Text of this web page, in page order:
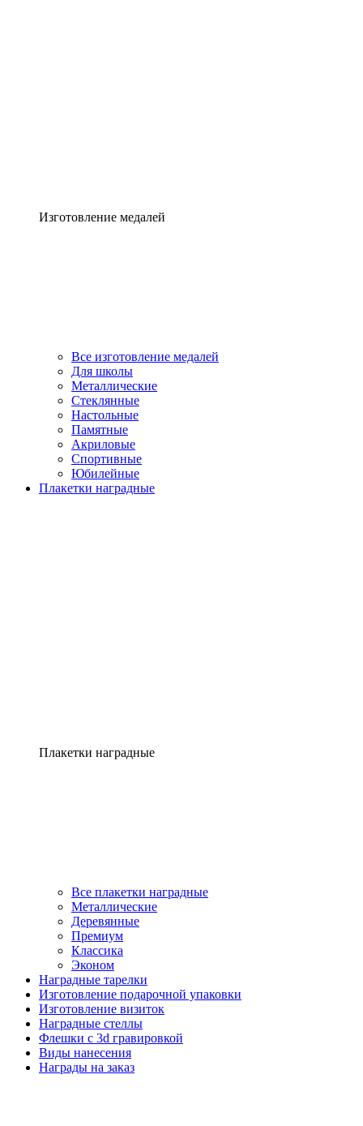
Изготовление медалей
Все изготовление медалей
Для школы
Металлические
Стеклянные
Настольные
Памятные
Акриловые
Спортивные
Юбилейные
Плакетки наградные
Плакетки наградные
Все плакетки наградные
Металлические
Деревянные
Премиум
Классика
Эконом
Наградные тарелки
Изготовление подарочной упаковки
Изготовление визиток
Наградные стеллы
Флешки с 3d гравировкой
Виды нанесения
Награды на заказ